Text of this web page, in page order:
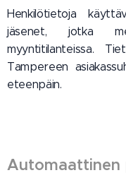
Henkilötietoja
jäsenet, jotka
myyntitilanteissa.
Tampereen
eteenpäin.
Automaattinen